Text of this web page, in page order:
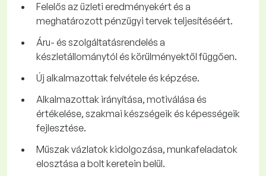
Felelős az üzleti eredményekért és a
meghatározott pénzügyi tervek teljesítéséért.
Áru- és szolgáltatásrendelés a
készletállománytól és körülményektől függően.
Új alkalmazottak felvétele és képzése.
Alkalmazottak irányítása, motiválása és
értékelése, szakmai készségeik és képességeik
fejlesztése.
Műszak vázlatok kidolgozása, munkafeladatok
elosztása a bolt keretein belül.